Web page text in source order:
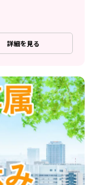
詳細を見る